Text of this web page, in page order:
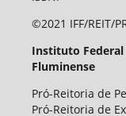
©2021 IFF/REIT/
Instituto Federal
Fluminense
Pró-Reitoria de
Pró-Reitoria de